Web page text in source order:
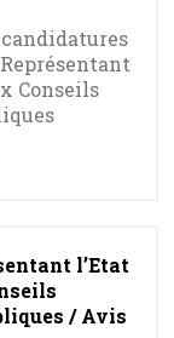
Conseils
l’Etat
/ Avis